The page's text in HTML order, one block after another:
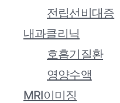
전립선비대증
내과클리닉
호흡기질환
영양수액
MRI이미징